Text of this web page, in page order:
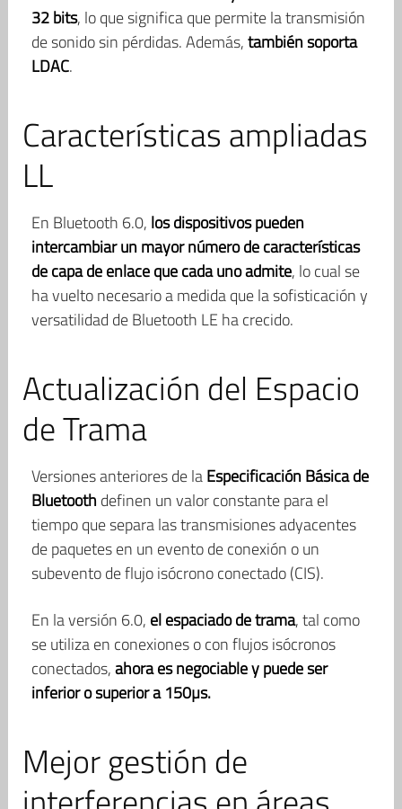
32 bits, lo que significa que permite la transmisión
de sonido sin pérdidas. Además,también soporta
LDAC.
Características ampliadas
LL
En Bluetooth 6.0, los dispositivos pueden
intercambiar un mayor número de características
de capa de enlace que cada uno admite, lo cual se
ha vuelto necesario a medida que la sofisticación y
versatilidad de Bluetooth LE ha crecido.
Actualización del Espacio
de Trama
Versiones anteriores de laEspecificación Básica de
Bluetooth definen un valor constante para el
tiempo que separa las transmisiones adyacentes
de paquetes en un evento de conexión o un
subevento de flujo isócrono conectado (CIS).
En la versión 6.0, el espaciado de trama, tal como
se utiliza en conexiones o con flujos isócronos
conectados,ahora es negociable y puede ser
inferior o superior a 150µs.
Mejor gestión de